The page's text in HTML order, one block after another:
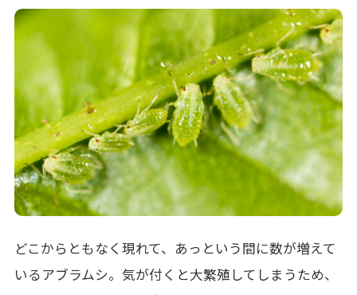
どこからともなく現れて、あっという間に数が増えて
いるアブラムシ。気が付くと大繁殖してしまうため、